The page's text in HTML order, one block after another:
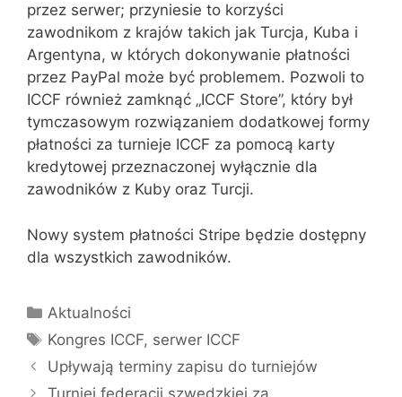
przez serwer; przyniesie to korzyści
zawodnikom z krajów takich jak Turcja, Kuba i
Argentyna, w których dokonywanie płatności
przez PayPal może być problemem. Pozwoli to
ICCF również zamknąć „ICCF Store”, który był
tymczasowym rozwiązaniem dodatkowej formy
płatności za turnieje ICCF za pomocą karty
kredytowej przeznaczonej wyłącznie dla
zawodników z Kuby oraz Turcji.
Nowy system płatności Stripe będzie dostępny
dla wszystkich zawodników.
Kategorie
Aktualności
Tagi
Kongres ICCF, serwer ICCF
Upływają terminy zapisu do turniejów
Turniej federacji szwedzkiej za